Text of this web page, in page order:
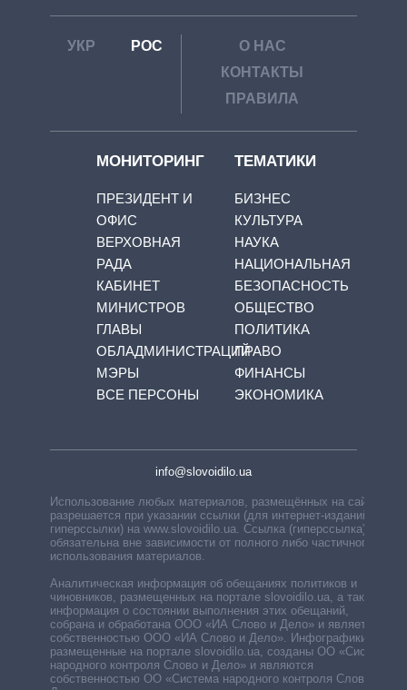
УКР РОС
О НАС
КОНТАКТЫ
ПРАВИЛА
МОНИТОРИНГ
ПРЕЗИДЕНТ И
ОФИС
ВЕРХОВНАЯ
РАДА
КАБИНЕТ
МИНИСТРОВ
ГЛАВЫ
ОБЛАДМИНИСТРАЦИЙ
МЭРЫ
ВСЕ ПЕРСОНЫ
ТЕМАТИКИ
БИЗНЕС
КУЛЬТУРА
НАУКА
НАЦИОНАЛЬНАЯ
БЕЗОПАСНОСТЬ
ОБЩЕСТВО
ПОЛИТИКА
ПРАВО
ФИНАНСЫ
ЭКОНОМИКА
info@slovoidilo.ua
Использование любых материалов, размещённых на сайте,
разрешается при указании ссылки (для интернет-изданий —
гиперссылки) на www.slovoidilo.ua. Ссылка (гиперссылка)
обязательна вне зависимости от полного либо частичного
использования материалов.
Аналитическая информация об обещаниях политиков и
чиновников, размещенных на портале slovoidilo.ua, а также
информация о состоянии выполнения этих обещаний,
собрана и обработана ООО «ИА Слово и Дело» и является
собственностью ООО «ИА Слово и Дело». Инфографики,
размещенные на портале slovoidilo.ua, созданы ОО «Система
народного контроля Слово и Дело» и являются
собственностью ОО «Система народного контроля Слово и